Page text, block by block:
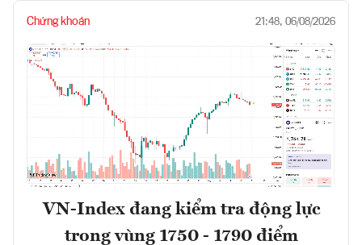
Chứng khoán 21:48, 06/08/2026
VN-Index đang kiểm tra động lực
trong vùng 1750 - 1790 điểm